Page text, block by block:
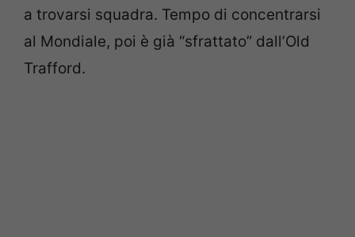
a trovarsi squadra. Tempo di concentrarsi
al Mondiale, poi è già “sfrattato” dall’Old
Trafford.